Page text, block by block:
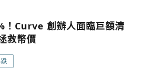
！Curve 創辦人面臨巨額清
救幣價